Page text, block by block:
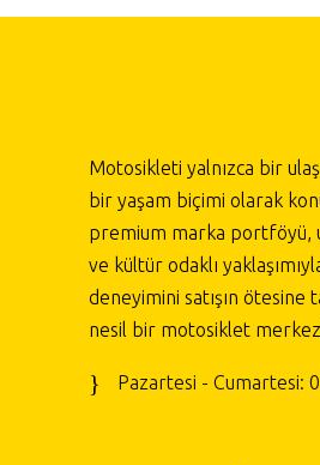
Motosikleti yalnızca bir
bir yaşam biçimi olarak
premium marka portföyü,
ve kültür odaklı
deneyimini satışın ötesine
nesil bir motosiklet
Pazartesi - Cumartesi: